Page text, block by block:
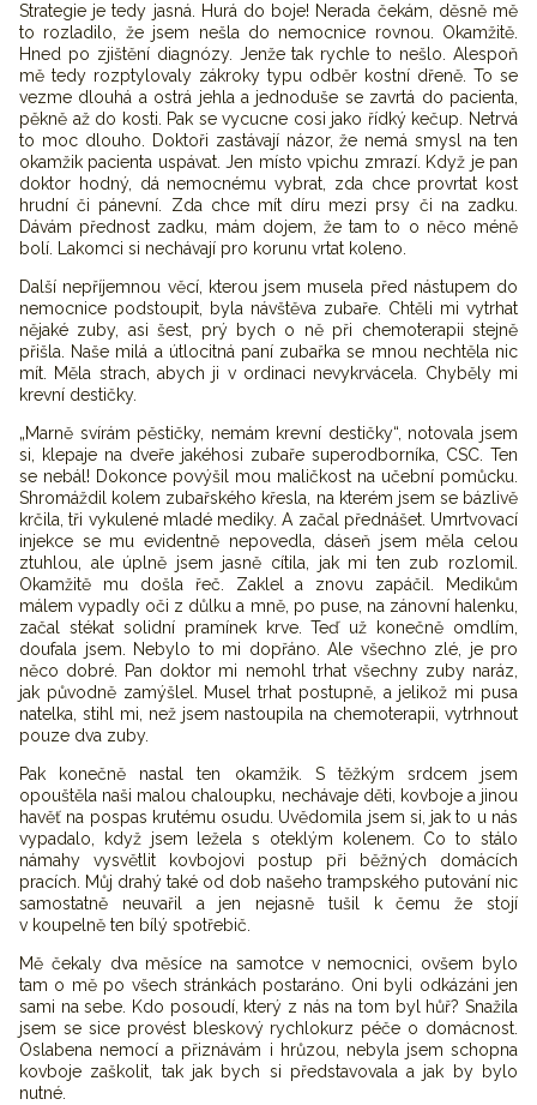
Strategie je tedy jasná. Hurá do boje! Nerada čekám, děsně mě
to rozladilo, že jsem nešla do nemocnice rovnou. Okamžitě.
Hned po zjištění diagnózy. Jenže tak rychle to nešlo. Alespoň
mě tedy rozptylovaly zákroky typu odběr kostní dřeně. To se
vezme dlouhá a ostrá jehla a jednoduše se zavrtá do pacienta,
pěkně až do kosti. Pak se vycucne cosi jako řídký kečup. Netrvá
to moc dlouho. Doktoři zastávají názor, že nemá smysl na ten
okamžik pacienta uspávat. Jen místo vpichu zmrazí. Když je pan
doktor hodný, dá nemocnému vybrat, zda chce provrtat kost
hrudní či pánevní. Zda chce mít díru mezi prsy či na zadku.
Dávám přednost zadku, mám dojem, že tam to o něco méně
bolí. Lakomci si nechávají pro korunu vrtat koleno.
Další nepříjemnou věcí, kterou jsem musela před nástupem do
nemocnice podstoupit, byla návštěva zubaře. Chtěli mi vytrhat
nějaké zuby, asi šest, prý bych o ně při chemoterapii stejně
přišla. Naše milá a útlocitná paní zubařka se mnou nechtěla nic
mít. Měla strach, abych ji v ordinaci nevykrvácela. Chyběly mi
krevní destičky.
„Marně svírám pěstičky, nemám krevní destičky“, notovala jsem
si, klepaje na dveře jakéhosi zubaře superodborníka, CSC. Ten
se nebál! Dokonce povýšil mou maličkost na učební pomůcku.
Shromáždil kolem zubařského křesla, na kterém jsem se bázlivě
krčila, tři vykulené mladé mediky. A začal přednášet. Umrtvovací
injekce se mu evidentně nepovedla, dáseň jsem měla celou
ztuhlou, ale úplně jsem jasně cítila, jak mi ten zub rozlomil.
Okamžitě mu došla řeč. Zaklel a znovu zapáčil. Medikům
málem vypadly oči z důlku a mně, po puse, na zánovní halenku,
začal stékat solidní pramínek krve. Teď už konečně omdlím,
doufala jsem. Nebylo to mi dopřáno. Ale všechno zlé, je pro
něco dobré. Pan doktor mi nemohl trhat všechny zuby naráz,
jak původně zamýšlel. Musel trhat postupně, a jelikož mi pusa
natelka, stihl mi, než jsem nastoupila na chemoterapii, vytrhnout
pouze dva zuby.
Pak konečně nastal ten okamžik. S těžkým srdcem jsem
opouštěla naši malou chaloupku, nechávaje děti, kovboje a jinou
havěť na pospas krutému osudu. Uvědomila jsem si, jak to u nás
vypadalo, když jsem ležela s oteklým kolenem. Co to stálo
námahy vysvětlit kovbojovi postup při běžných domácích
pracích. Můj drahý také od dob našeho trampského putování nic
samostatně neuvařil a jen nejasně tušil k čemu že stojí
v koupelně ten bílý spotřebič.
Mě čekaly dva měsíce na samotce v nemocnici, ovšem bylo
tam o mě po všech stránkách postaráno. Oni byli odkázáni jen
sami na sebe. Kdo posoudí, který z nás na tom byl hůř? Snažila
jsem se sice provést bleskový rychlokurz péče o domácnost.
Oslabena nemocí a přiznávám i hrůzou, nebyla jsem schopna
kovboje zaškolit, tak jak bych si představovala a jak by bylo
nutné.